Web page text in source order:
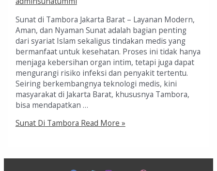
Sunat di Tambora Jakarta Barat – Layanan Modern,
Aman, dan Nyaman Sunat adalah bagian penting
dari syariat Islam sekaligus tindakan medis yang
bermanfaat untuk kesehatan. Proses ini tidak hanya
menjaga kebersihan organ intim, tetapi juga dapat
mengurangi risiko infeksi dan penyakit tertentu.
Seiring berkembangnya teknologi medis, kini
masyarakat di Jakarta Barat, khususnya Tambora,
bisa mendapatkan …
Sunat Di Tambora Read More »